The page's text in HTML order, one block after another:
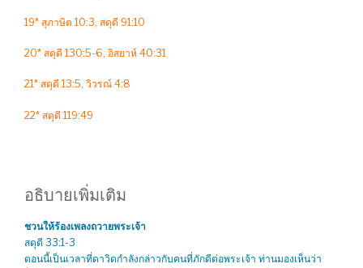
19* สุภาษิต 10:3, สดุดี 91:10
20* สดุดี 130:5-6, อิสยาห์ 40:31
21* สดุดี 13:5, วิวรณ์ 4:8
22* สดุดี 119:49
อธิบายเพิ่มเติม
ชวนให้ร้องเพลงถวายพระเจ้า
สดุดี 33:1-3
ตอนนี้เป็นเวลาที่ดาวิดกำลังกล่าวกับคนที่ภักดีต่อพระเจ้า ท่านมองเห็นว่า